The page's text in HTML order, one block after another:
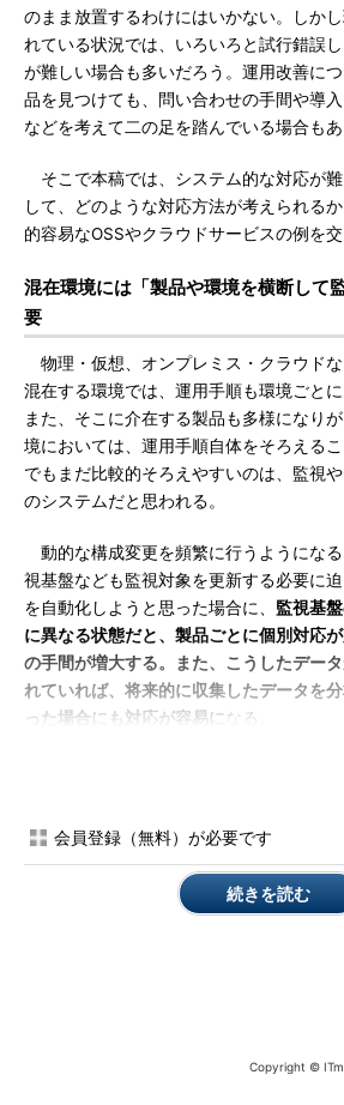
のまま放置するわけにはいかない。しか
れている状況では、いろいろと試行錯誤
が難しい場合も多いだろう。運用改善に
品を見つけても、問い合わせの手間や導
などを考えて二の足を踏んでいる場合もあ
そこで本稿では、システム的な対応が
して、どのような対応方法が考えられる
的容易なOSSやクラウドサービスの例を交
混在環境には「製品や環境を横断して
要
物理・仮想、オンプレミス・クラウド
混在する環境では、運用手順も環境ごとに
また、そこに介在する製品も多様になり
境においては、運用手順自体をそろえる
でもまだ比較的そろえやすいのは、監視
のシステムだと思われる。
動的な構成変更を頻繁に行うようにな
視基盤なども監視対象を更新する必要に
を自動化しようと思った場合に、 監視基
に異なる状態だと、製品ごとに個別対応
の手間が増大する。また、こうしたデー
れていれば、将来的に収集したデータを
った場合にも対応が容易に なる。
いる製品を選んでも大きな問題はないと
製品によっては、さまざまなクラウド基
リソースの変動に自動的に追従して監視
し、「Amazon EC2」上の仮想マシンも
会員登録（無料）が必要です
続きを読む
Copyright ©